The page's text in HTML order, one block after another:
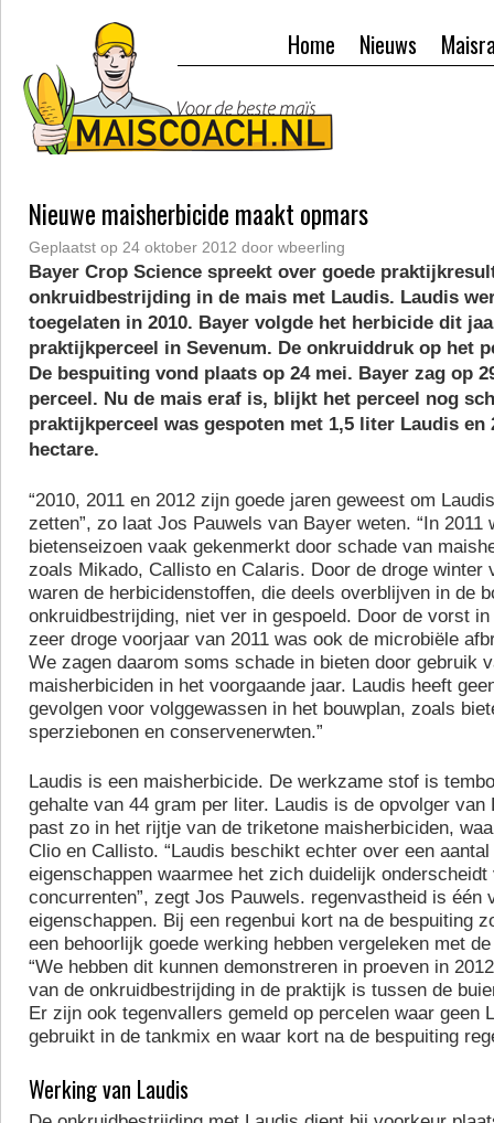
Nieuws
Home
Nieuwe maisherbicide maakt opmars
Geplaatst op 24 oktober 2012 door wbeerling
Bayer Crop Science spreekt over goede
onkruidbestrijding in de mais met Laudis. Laudis
toegelaten in 2010. Bayer volgde het herbicide dit
praktijkperceel in Sevenum. De onkruiddruk op het
De bespuiting vond plaats op 24 mei. Bayer zag op
perceel. Nu de mais eraf is, blijkt het perceel nog
praktijkperceel was gespoten met 1,5 liter Laudis
hectare.
“2010, 2011 en 2012 zijn goede jaren geweest om
zetten”, zo laat Jos Pauwels van Bayer weten. “In 2011
bietenseizoen vaak gekenmerkt door schade van
zoals Mikado, Callisto en Calaris. Door de droge winter
waren de herbicidenstoffen, die deels overblijven in de
onkruidbestrijding, niet ver in gespoeld. Door de vorst
zeer droge voorjaar van 2011 was ook de microbiële
We zagen daarom soms schade in bieten door gebruik
maisherbiciden in het voorgaande jaar. Laudis heeft
gevolgen voor volggewassen in het bouwplan, zoals
sperziebonen en conservenerwten.”
Laudis is een maisherbicide. De werkzame stof is
gehalte van 44 gram per liter. Laudis is de opvolger van
past zo in het rijtje van de triketone maisherbiciden,
Clio en Callisto. “Laudis beschikt echter over een
eigenschappen waarmee het zich duidelijk onderscheidt
concurrenten”, zegt Jos Pauwels. regenvastheid is één
eigenschappen. Bij een regenbui kort na de bespuiting
een behoorlijk goede werking hebben vergeleken met
“We hebben dit kunnen demonstreren in proeven in
van de onkruidbestrijding in de praktijk is tussen de
Er zijn ook tegenvallers gemeld op percelen waar geen
gebruikt in de tankmix en waar kort na de bespuiting
Werking van Laudis